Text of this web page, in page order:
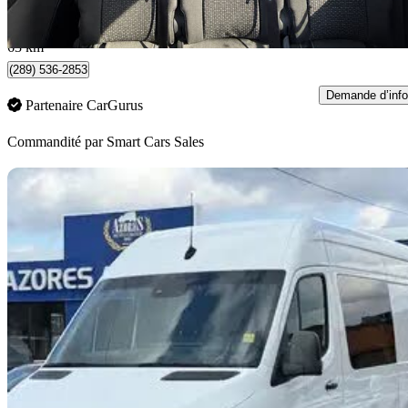
877 $/mois env.
North York, ON
63 km
(289) 536-2853
Partenaire CarGurus
Demande d’info
Commandité par Smart Cars Sales